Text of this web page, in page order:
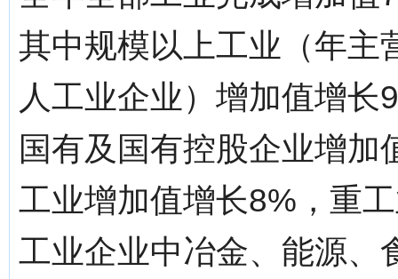
其中规模以上工业（年主
人工业企业）增加值增
国有及国有控股企业增
工业增加值增长8%，重
工业企业中冶金、能源、